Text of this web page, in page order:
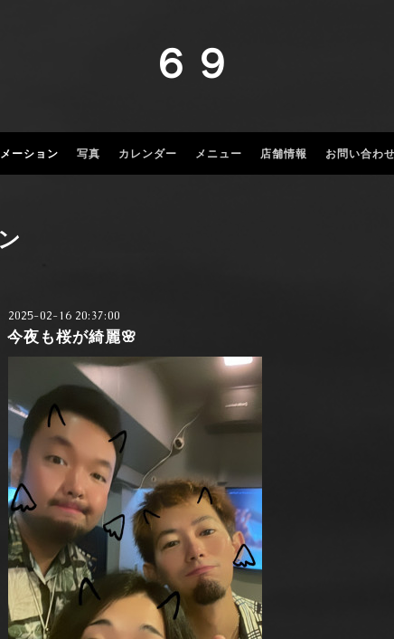
６９
ーション 写真 カレンダー メニュー 店舗情報 お問い合わ
2025-02-16 20:37:00
今夜も桜が綺麗🌸